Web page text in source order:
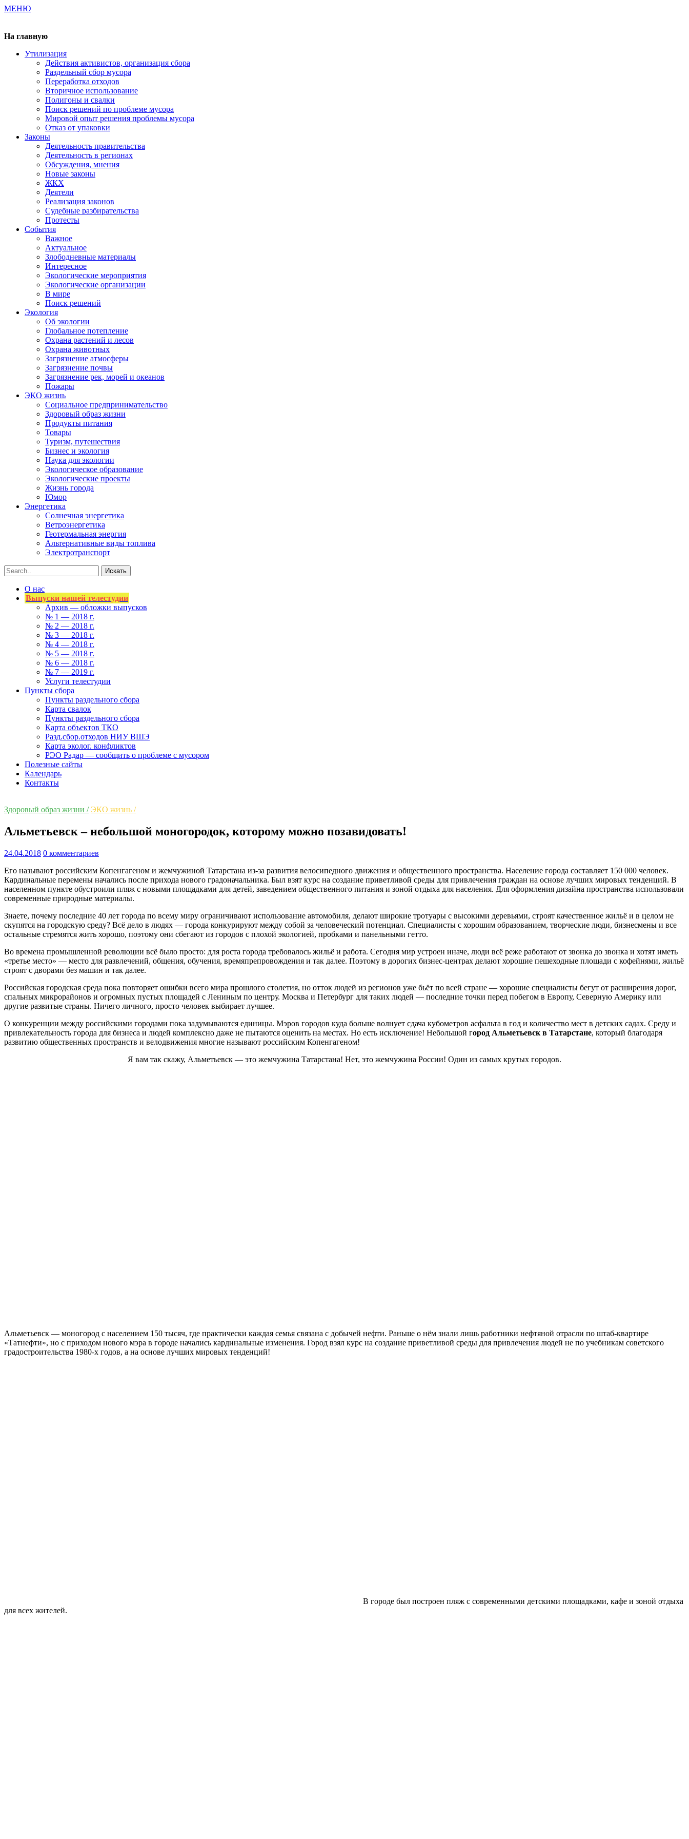
МЕНЮ
На главную
Утилизация
Действия активистов, организация сбора
Раздельный сбор мусора
Переработка отходов
Вторичное использование
Полигоны и свалки
Поиск решений по проблеме мусора
Мировой опыт решения проблемы мусора
Отказ от упаковки
Законы
Деятельность правительства
Деятельность в регионах
Обсуждения, мнения
Новые законы
ЖКХ
Деятели
Реализация законов
Судебные разбирательства
Протесты
События
Важное
Актуальное
Злободневные материалы
Интересное
Экологические мероприятия
Экологические организации
В мире
Поиск решений
Экология
Об экологии
Глобальное потепление
Охрана растений и лесов
Охрана животных
Загрязнение атмосферы
Загрязнение почвы
Загрязнение рек, морей и океанов
Пожары
ЭКО жизнь
Социальное предпринимательство
Здоровый образ жизни
Продукты питания
Товары
Туризм, путешествия
Бизнес и экология
Наука для экологии
Экологическое образование
Экологические проекты
Жизнь города
Юмор
Энергетика
Солнечная энергетика
Ветроэнергетика
Геотермальная энергия
Альтернативные виды топлива
Электротранспорт
О нас
Выпуски нашей телестудии
Архив — обложки выпусков
№ 1 — 2018 г.
№ 2 — 2018 г.
№ 3 — 2018 г.
№ 4 — 2018 г.
№ 5 — 2018 г.
№ 6 — 2018 г.
№ 7 — 2019 г.
Услуги телестудии
Пункты сбора
Пункты раздельного сбора
Карта свалок
Пункты раздельного сбора
Карта объектов ТКО
Разд.сбор.отходов НИУ ВШЭ
Карта эколог. конфликтов
РЭО Радар — сообщить о проблеме с мусором
Полезные сайты
Календарь
Контакты
Здоровый образ жизни / ЭКО жизнь /
Альметьевск – небольшой моногородок, которому можно позавидовать!
24.04.2018 0 комментариев
Его называют российским Копенгагеном и жемчужиной Татарстана из-за развития велосипедного движения и общественного пространства. Население города составляет 150 000 человек.
Кардинальные перемены начались после прихода нового градоначальника. Был взят курс на создание приветливой среды для привлечения граждан на основе лучших мировых тенденций. В
населенном пункте обустроили пляж с новыми площадками для детей, заведением общественного питания и зоной отдыха для населения. Для оформления дизайна пространства использовали
современные природные материалы.
Знаете, почему последние 40 лет города по всему миру ограничивают использование автомобиля, делают широкие тротуары с высокими деревьями, строят качественное жильё и в целом не
скупятся на городскую среду? Всё дело в людях — города конкурируют между собой за человеческий потенциал. Специалисты с хорошим образованием, творческие люди, бизнесмены и все
остальные стремятся жить хорошо, поэтому они сбегают из городов с плохой экологией, пробками и панельными гетто.
Во времена промышленной революции всё было просто: для роста города требовалось жильё и работа. Сегодня мир устроен иначе, люди всё реже работают от звонка до звонка и хотят иметь
«третье место» — место для развлечений, общения, обучения, времяпрепровождения и так далее. Поэтому в дорогих бизнес-центрах делают хорошие пешеходные площади с кофейнями, жильё
строят с дворами без машин и так далее.
Российская городская среда пока повторяет ошибки всего мира прошлого столетия, но отток людей из регионов уже бьёт по всей стране — хорошие специалисты бегут от расширения дорог,
спальных микрорайонов и огромных пустых площадей с Лениным по центру. Москва и Петербург для таких людей — последние точки перед побегом в Европу, Северную Америку или
другие развитые страны. Ничего личного, просто человек выбирает лучшее.
О конкуренции между российскими городами пока задумываются единицы. Мэров городов куда больше волнует сдача кубометров асфальта в год и количество мест в детских садах. Среду и
привлекательность города для бизнеса и людей комплексно даже не пытаются оценить на местах. Но есть исключение! Небольшой город Альметьевск в Татарстане, который благодаря
развитию общественных пространств и велодвижения многие называют российским Копенгагеном!
Я вам так скажу, Альметьевск — это жемчужина Татарстана! Нет, это жемчужина России! Один из самых крутых городов.
Альметьевск — моногород с населением 150 тысяч, где практически каждая семья связана с добычей нефти. Раньше о нём знали лишь работники нефтяной отрасли по штаб-квартире
«Татнефти», но с приходом нового мэра в городе начались кардинальные изменения. Город взял курс на создание приветливой среды для привлечения людей не по учебникам советского
градостроительства 1980-х годов, а на основе лучших мировых тенденций!
В городе был построен пляж с современными детскими площадками, кафе и зоной отдыха
для всех жителей.